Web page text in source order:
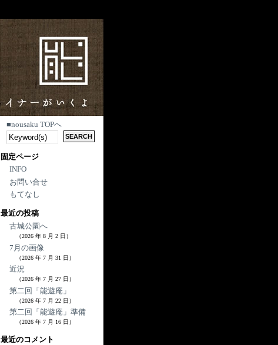
■nousaku TOPへ
固定ページ
INFO
お問い合せ
もてなし
最近の投稿
古城公園へ
（2026 年 8 月 2 日）
7月の画像
（2026 年 7 月 31 日）
近況
（2026 年 7 月 27 日）
第二回「能遊庵」
（2026 年 7 月 22 日）
第二回「能遊庵」準備
（2026 年 7 月 16 日）
最近のコメント